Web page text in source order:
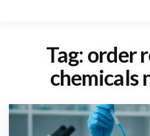
Tag: order
chemicals